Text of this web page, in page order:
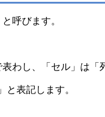
呼びます。
わし、「セル」は
表記します。